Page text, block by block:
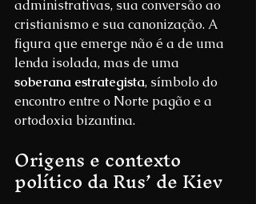
administrativas, sua conversão ao
cristianismo e sua canonização. A
figura que emerge não é a de uma
lenda isolada, mas de uma
soberana estrategista, símbolo do
encontro entre o Norte pagão e a
ortodoxia bizantina.
Origens e contexto
político da Rus’ de Kiev